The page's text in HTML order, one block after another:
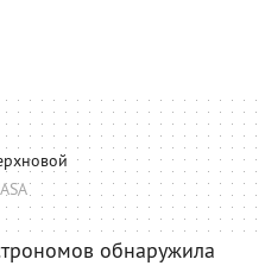
обнаружила